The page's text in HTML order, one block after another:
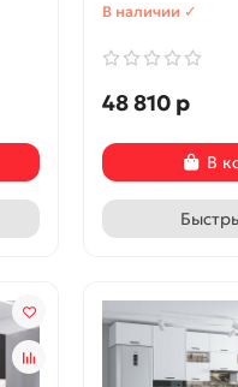
В наличии ✓
48 810 р
В